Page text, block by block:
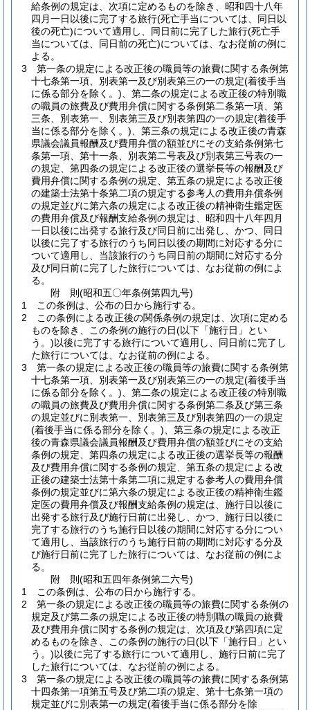
給条例の規定は、次項に定めるものを除き、昭和四十八年
四月一日以後に完了する旅行(死亡手当については、同日以
後の死亡)について適用し、同日前に完了した旅行(死亡手
当については、同日前の死亡)については、なお従前の例に
よる。
3
第一条の規定による改正後の職員等の旅費に関する条例第
十七条第一項、別表第一及び別表第三の一の規定(着後手当
に係る部分を除く。) 、第二条の規定による改正後の特別職
の職員の旅費及び費用弁償に関する条例第二条第一項、第
三条、別表第一、別表第三及び別表第四の一の規定(着後手
当に係る部分を除く。) 、第三条の規定による改正後の青森
県議会議員報酬及び費用弁償の額並びにその支給条例第七
条第一項、第十一条、別表第二号表及び別表第三号表の一
の規定、第四条の規定による改正後の選挙長等の報酬及び
費用弁償に関する条例の規定、第五条の規定による改正後
の建築士法第十条第二項の規定する参考人の費用弁償条例
の規定並びに第六条の規定による改正後の精神衛生鑑定医
の費用弁償及び報酬支給条例の規定は、昭和四十八年四月
一日以後に出発する旅行及び同日前に出発し、かつ、同日
以後に完了する旅行のうち同日以後の期間に対応する分に
ついて適用し、当該旅行のうち同日前の期間に対応する分
及び同日前に完了した旅行については、なお従前の例によ
る。
附 則(昭和五〇年条例第四九号)
1
この条例は、公布の日から施行する。
2
この条例による改正後の関係条例の規定は、次項に定める
ものを除き、この条例の施行の日(以下「施行日」とい
う。)以後に完了する旅行について適用し、同日前に完了し
た旅行については、なお従前の例による。
3
第一条の規定による改正後の職員等の旅費に関する条例第
十七条第一項、別表第一及び別表第三の一の規定(着後手当
に係る部分を除く。) 、第二条の規定による改正後の特別職
の職員の旅費及び費用弁償に関する条例第二条及び第三条
の規定並びに別表第一、別表第三及び別表第四の一の規定
(着後手当に係る部分を除く。) 、第三条の規定による改正
後の青森県議会議員報酬及び費用弁償の額並びにその支給
条例の規定、第四条の規定による改正後の選挙長等の報酬
及び費用弁償に関する条例の規定、第五条の規定による改
正後の建築士法第十条第二項に規定する参考人の費用弁償
条例の規定並びに第六条の規定による改正後の精神衛生鑑
定医の費用弁償及び報酬支給条例の規定は、施行日以後に
出発する旅行及び施行日前に出発し、かつ、施行日以後に
完了する旅行のうち施行日以後の期間に対応する分につい
て適用し、当該旅行のうち施行日前の期間に対応する分及
び施行日前に完了した旅行については、なお従前の例によ
る。
附 則(昭和五四年条例第二六号)
1
この条例は、公布の日から施行する。
2
第一条の規定による改正後の職員等の旅費に関する条例の
規定及び第二条の規定による改正後の特別職の職員の旅費
及び費用弁償に関する条例の規定は、次項及び第四項に定
めるものを除き、この条例の施行の日(以下「施行日」とい
う。)以後に完了する旅行について適用し、施行日前に完了
した旅行については、なお従前の例による。
3
第一条の規定による改正後の職員等の旅費に関する条例第
十四条第一項第五号及び第二項の規定、第十七条第一項の
規定並びに別表第一の規定(着後手当に係る部分を除